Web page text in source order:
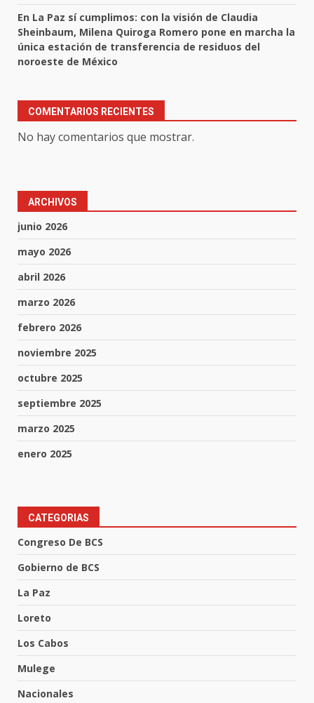
En La Paz sí cumplimos: con la visión de Claudia
Sheinbaum, Milena Quiroga Romero pone en marcha la
única estación de transferencia de residuos del
noroeste de México
COMENTARIOS RECIENTES
No hay comentarios que mostrar.
ARCHIVOS
junio 2026
mayo 2026
abril 2026
marzo 2026
febrero 2026
noviembre 2025
octubre 2025
septiembre 2025
marzo 2025
enero 2025
CATEGORIAS
Congreso De BCS
Gobierno de BCS
La Paz
Loreto
Los Cabos
Mulege
Nacionales